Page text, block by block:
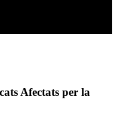
Afectats per la